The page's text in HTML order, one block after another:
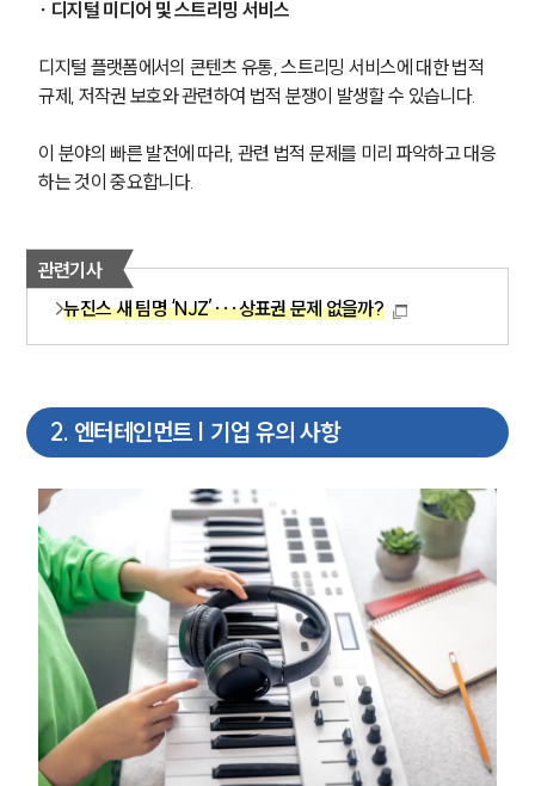
∙ 디지털 미디어 및 스트리밍 서비스
디지털 플랫폼에서의 콘텐츠 유통, 스트리밍 서비스에 대한 법적
규제, 저작권 보호와 관련하여 법적 분쟁이 발생할 수 있습니다.
이 분야의 빠른 발전에 따라, 관련 법적 문제를 미리 파악하고 대응
하는 것이 중요합니다.
관련기사
뉴진스 새 팀명 ‘NJZ’···상표권 문제 없을까?
2. 엔터테인먼트 | 기업 유의 사항